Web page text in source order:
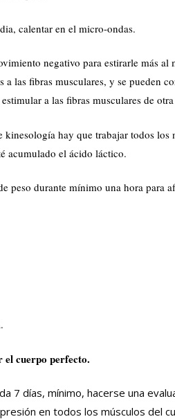
calentar en el micro-ondas.
negativo para estirarle más
a las fibras musculares, y se pueden
a las fibras musculares de
kinesología hay que trabajar todos
acumulado el ácido láctico.
peso durante mínimo una hora para
cuerpo perfecto.
7 días, mínimo, hacerse una
en todos los músculos del